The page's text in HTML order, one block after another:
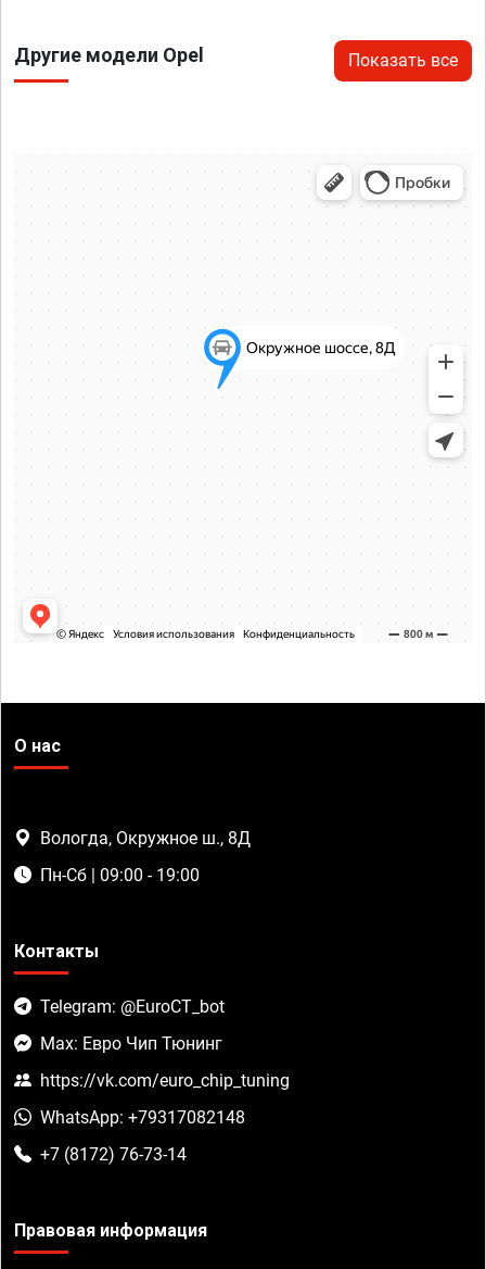
Другие модели Opel Показать все
О нас
Вологда, Окружное ш., 8Д
Пн-Сб | 09:00 - 19:00
Контакты
Telegram: @EuroCT_bot
Max: Евро Чип Тюнинг
https://vk.com/euro_chip_tuning
WhatsApp: +79317082148
+7 (8172) 76-73-14
Правовая информация